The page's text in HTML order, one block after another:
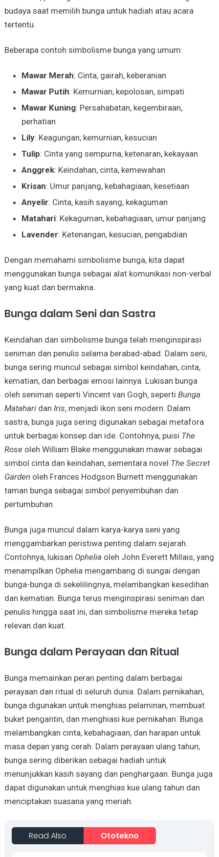
budaya saat memilih bunga untuk hadiah atau acara
tertentu.
Beberapa contoh simbolisme bunga yang umum:
Mawar Merah: Cinta, gairah, keberanian
Mawar Putih: Kemurnian, kepolosan, simpati
Mawar Kuning: Persahabatan, kegembiraan,
perhatian
Lily: Keagungan, kemurnian, kesucian
Tulip: Cinta yang sempurna, ketenaran, kekayaan
Anggrek: Keindahan, cinta, kemewahan
Krisan: Umur panjang, kebahagiaan, kesetiaan
Anyelir: Cinta, kasih sayang, kekaguman
Matahari: Kekaguman, kebahagiaan, umur panjang
Lavender: Ketenangan, kesucian, pengabdian
Dengan memahami simbolisme bunga, kita dapat
menggunakan bunga sebagai alat komunikasi non-verbal
yang kuat dan bermakna.
Bunga dalam Seni dan Sastra
Keindahan dan simbolisme bunga telah menginspirasi
seniman dan penulis selama berabad-abad. Dalam seni,
bunga sering muncul sebagai simbol keindahan, cinta,
kematian, dan berbagai emosi lainnya. Lukisan bunga
oleh seniman seperti Vincent van Gogh, seperti Bunga
Mataharidan Iris, menjadi ikon seni modern. Dalam
sastra, bunga juga sering digunakan sebagai metafora
untuk berbagai konsep dan ide. Contohnya, puisi The
Rose oleh William Blake menggunakan mawar sebagai
simbol cinta dan keindahan, sementara novel The Secret
Garden oleh Frances Hodgson Burnett menggunakan
taman bunga sebagai simbol penyembuhan dan
pertumbuhan.
Bunga juga muncul dalam karya-karya seni yang
menggambarkan peristiwa penting dalam sejarah.
Contohnya, lukisan Ophelia oleh John Everett Millais, yang
menampilkan Ophelia mengambang di sungai dengan
bunga-bunga di sekelilingnya, melambangkan kesedihan
dan kematian. Bunga terus menginspirasi seniman dan
penulis hingga saat ini, dan simbolisme mereka tetap
relevan dan kuat.
Bunga dalam Perayaan dan Ritual
Bunga memainkan peran penting dalam berbagai
perayaan dan ritual di seluruh dunia. Dalam pernikahan,
bunga digunakan untuk menghias pelaminan, membuat
buket pengantin, dan menghiasi kue pernikahan. Bunga
melambangkan cinta, kebahagiaan, dan harapan untuk
masa depan yang cerah. Dalam perayaan ulang tahun,
bunga sering diberikan sebagai hadiah untuk
menunjukkan kasih sayang dan penghargaan. Bunga juga
dapat digunakan untuk menghias kue ulang tahun dan
menciptakan suasana yang meriah.
Read Also Ototekno